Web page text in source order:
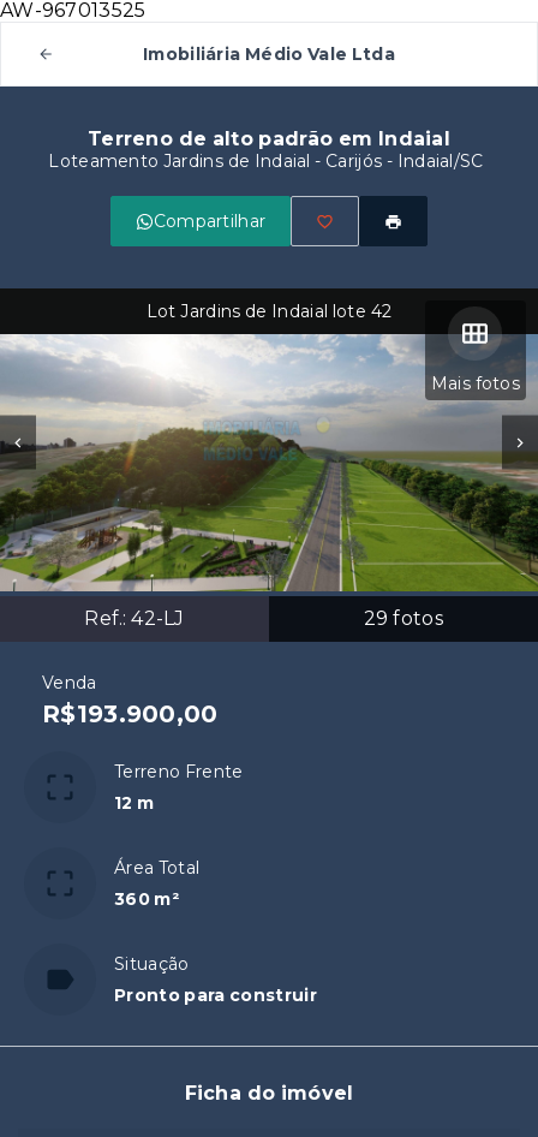
AW-967013525
Imobiliária Médio Vale Ltda
Terreno de alto padrão em Indaial
Loteamento Jardins de Indaial - Carijós - Indaial/SC
Compartilhar
Mais fotos
Ref.:42-LJ 29 fotos
Lot Jardins de Indaial lote 42
Venda
R$193.900,00
Terreno Frente
12 m
Área Total
360 m²
Situação
Pronto para construir
Ficha do imóvel